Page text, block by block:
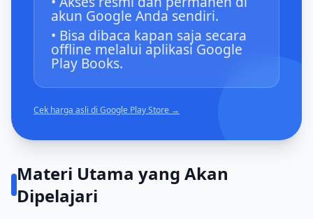
akun Google Anda sendiri.
• Bisa dibaca kapan saja secara
offline melalui aplikasi Google
Play Books.
Cek harga asli di Google Play Store →
Materi Utama yang Akan
Dipelajari